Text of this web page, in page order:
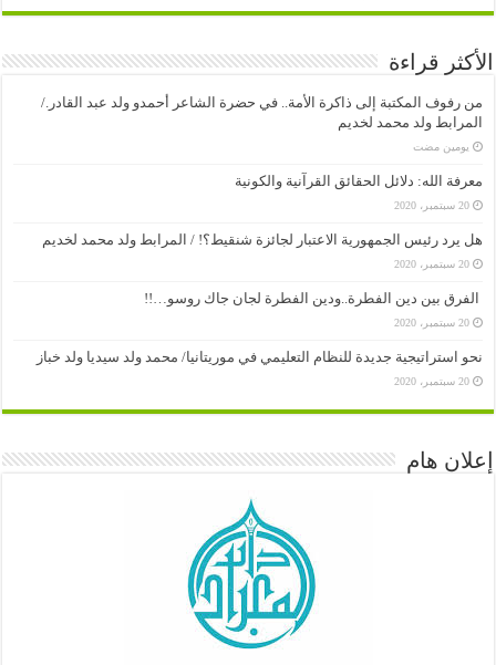
الأكثر قراءة
من رفوف المكتبة إلى ذاكرة الأمة.. في حضرة الشاعر أحمدو ولد عبد القادر./
المرابط ولد محمد لخديم
‏يومين مضت
معرفة الله: دلائل الحقائق القرآنية والكونية
20 سبتمبر، 2020
هل يرد رئيس الجمهورية الاعتبار لجائزة شنقيط؟! / المرابط ولد محمد لخديم
20 سبتمبر، 2020
الفرق بين دين الفطرة..ودين الفطرة لجان جاك روسو…!!
20 سبتمبر، 2020
نحو استراتيجية جديدة للنظام التعليمي في موريتانيا/ محمد ولد سيديا ولد خباز
20 سبتمبر، 2020
إعلان هام